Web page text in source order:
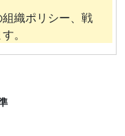
織ポリシー、戦
。